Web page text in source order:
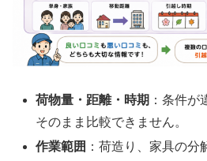
荷物量・距離・時期 ：条件が
そのまま比較できません。
作業範囲 ：荷造り、家具の